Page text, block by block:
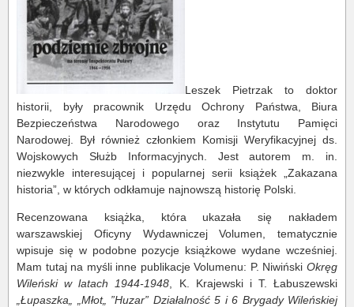
Leszek Pietrzak to doktor
historii, były pracownik Urzędu Ochrony Państwa, Biura
Bezpieczeństwa Narodowego oraz Instytutu Pamięci
Narodowej. Był również członkiem Komisji Weryfikacyjnej ds.
Wojskowych Służb Informacyjnych. Jest autorem m. in.
niezwykle interesującej i popularnej serii książek „Zakazana
historia”, w których odkłamuje najnowszą historię Polski.
Recenzowana książka, która ukazała się nakładem
warszawskiej Oficyny Wydawniczej Volumen, tematycznie
wpisuje się w podobne pozycje książkowe wydane wcześniej.
Mam tutaj na myśli inne publikacje Volumenu: P. Niwiński Okręg
Wileński w latach 1944-1948 , K. Krajewski i T. Łabuszewski
„Łupaszka„ „Młot„ ”Huzar” Działalność 5 i 6 Brygady Wileńskiej